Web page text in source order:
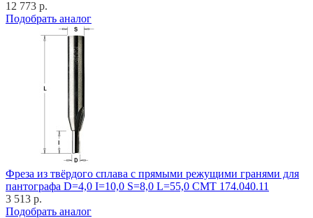
12 773 р.
Подобрать аналог
Фреза из твёрдого сплава с прямыми режущими гранями для
пантографа D=4,0 I=10,0 S=8,0 L=55,0 CMT 174.040.11
3 513 р.
Подобрать аналог